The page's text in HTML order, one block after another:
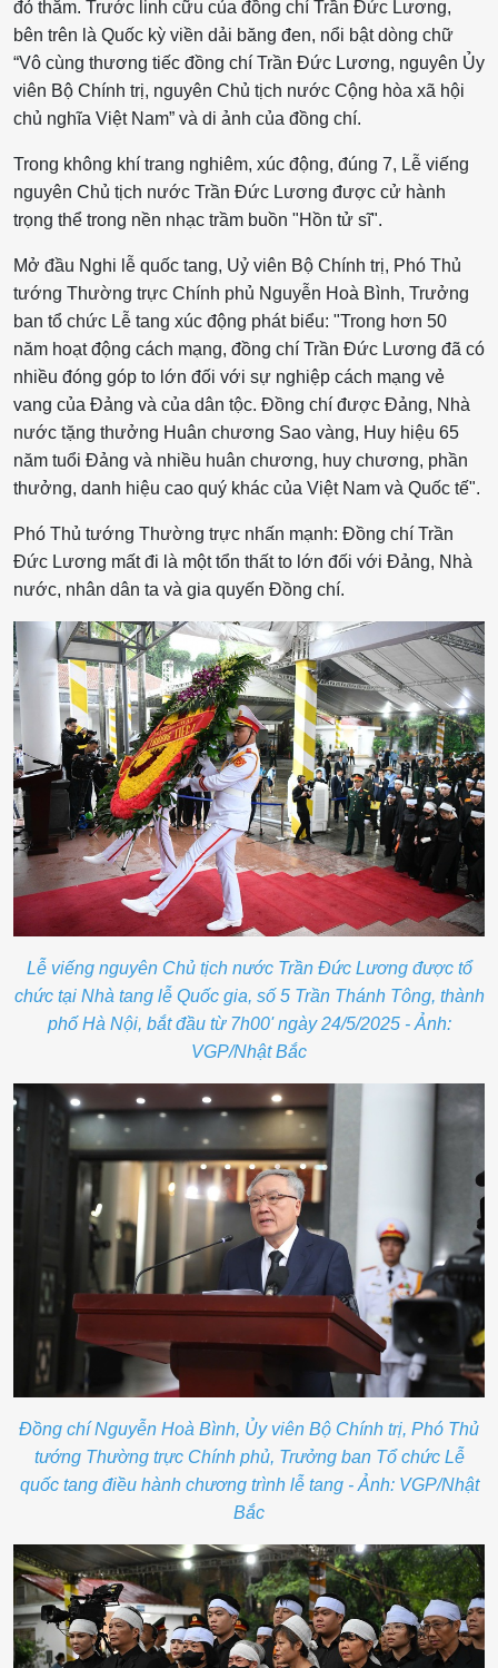
đỏ thắm. Trước linh cữu của đồng chí Trần Đức Lương,
bên trên là Quốc kỳ viền dải băng đen, nổi bật dòng chữ
“Vô cùng thương tiếc đồng chí Trần Đức Lương, nguyên Ủy
viên Bộ Chính trị, nguyên Chủ tịch nước Cộng hòa xã hội
chủ nghĩa Việt Nam” và di ảnh của đồng chí.
Trong không khí trang nghiêm, xúc động, đúng 7, Lễ viếng
nguyên Chủ tịch nước Trần Đức Lương được cử hành
trọng thể trong nền nhạc trầm buồn "Hồn tử sĩ".
Mở đầu Nghi lễ quốc tang, Uỷ viên Bộ Chính trị, Phó Thủ
tướng Thường trực Chính phủ Nguyễn Hoà Bình, Trưởng
ban tổ chức Lễ tang xúc động phát biểu: "Trong hơn 50
năm hoạt động cách mạng, đồng chí Trần Đức Lương đã có
nhiều đóng góp to lớn đối với sự nghiệp cách mạng vẻ
vang của Đảng và của dân tộc. Đồng chí được Đảng, Nhà
nước tặng thưởng Huân chương Sao vàng, Huy hiệu 65
năm tuổi Đảng và nhiều huân chương, huy chương, phần
thưởng, danh hiệu cao quý khác của Việt Nam và Quốc tế".
Phó Thủ tướng Thường trực nhấn mạnh: Đồng chí Trần
Đức Lương mất đi là một tổn thất to lớn đối với Đảng, Nhà
nước, nhân dân ta và gia quyến Đồng chí.
Lễ viếng nguyên Chủ tịch nước Trần Đức Lương được tổ
chức tại Nhà tang lễ Quốc gia, số 5 Trần Thánh Tông, thành
phố Hà Nội, bắt đầu từ 7h00' ngày 24/5/2025 - Ảnh:
VGP/Nhật Bắc
Đồng chí Nguyễn Hoà Bình, Ủy viên Bộ Chính trị, Phó Thủ
tướng Thường trực Chính phủ, Trưởng ban Tổ chức Lễ
quốc tang điều hành chương trình lễ tang - Ảnh: VGP/Nhật
Bắc